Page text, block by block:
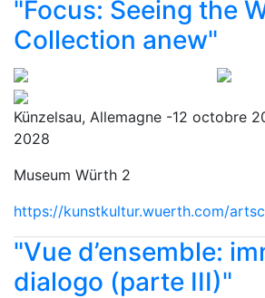
"Focus: Seeing the
Collection anew"
Künzelsau, Allemagne -12 octobre
2028
Museum Würth 2
https://kunstkultur.wuerth.com/
" Vue d’ensemble:
dialogo (parte III)"